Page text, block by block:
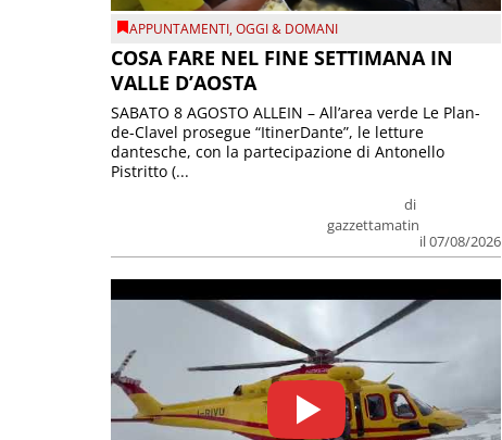
APPUNTAMENTI,OGGI & DOMANI
COSA FARE NEL FINE SETTIMANA IN
VALLE D’AOSTA
di
gazzettamatin
il 07/08/2026
SABATO 8 AGOSTO ALLEIN – All’area verde Le Plan-
de-Clavel prosegue “ItinerDante”, le letture
dantesche, con la partecipazione di Antonello
Pistritto (...